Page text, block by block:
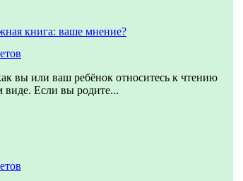
книга: ваше мнение?
вы или ваш ребёнок относитесь к чтению
виде. Если вы родите...